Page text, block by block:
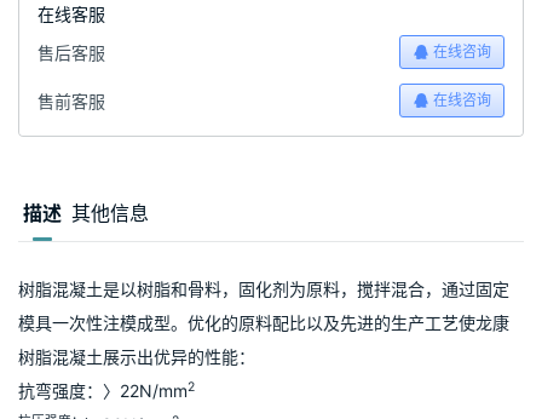
在线客服
售后客服
在线咨询
售前客服 在线咨询
描述 其他信息
树脂混凝土是以树脂和骨料，固化剂为原料，搅拌混合，通过固定
模具一次性注模成型。优化的原料配比以及先进的生产工艺使龙康
树脂混凝土展示出优异的性能：
抗弯强度：〉22N/mm2